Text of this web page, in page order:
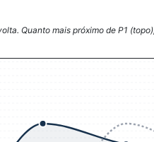
Quanto mais próximo de P1